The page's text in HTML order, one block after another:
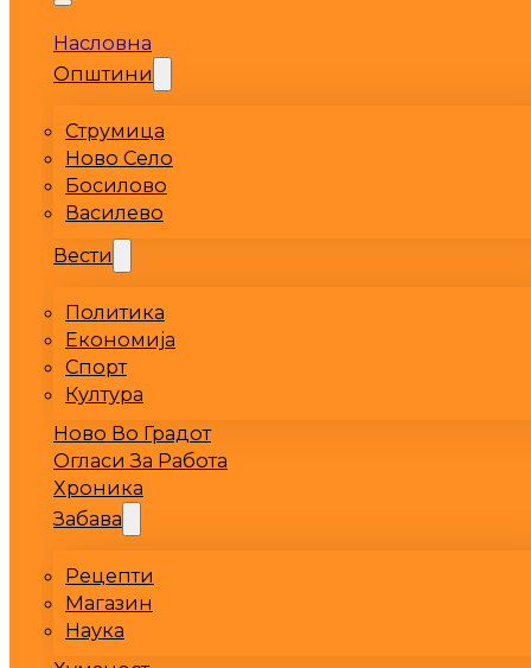
Насловна
Општини
Струмица
Ново Село
Босилово
Василево
Вести
Политика
Економија
Спорт
Култура
Ново Во Градот
Огласи За Работа
Хроника
Забава
Рецепти
Магазин
Наука